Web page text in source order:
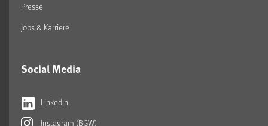
Presse
Jobs & Karriere
Social Media
LinkedIn
Instagram (BGW)